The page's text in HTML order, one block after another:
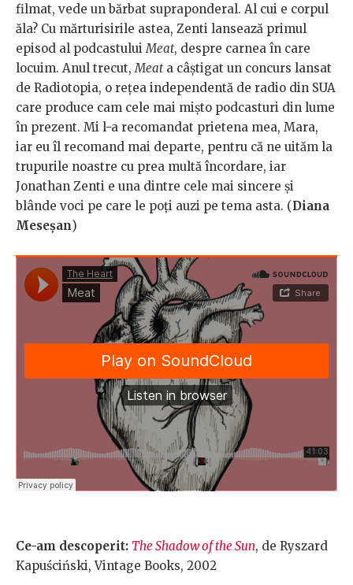
filmat, vede un bărbat supraponderal. Al cui e corpul
ăla? Cu mărturisirile astea, Zenti lansează primul
episod al podcastuluiMeat, despre carnea în care
locuim. Anul trecut,Meata câștigat un concurs lansat
de Radiotopia, o rețea independentă de radio din SUA
care produce cam cele mai mișto podcasturi din lume
în prezent. Mi l-a recomandat prietena mea, Mara,
iar eu îl recomand mai departe, pentru că ne uităm la
trupurile noastre cu prea multă încordare, iar
Jonathan Zenti e una dintre cele mai sincere și
blânde voci pe care le poți auzi pe tema asta. (Diana
Meseșan)
Ce-am descoperit: The Shadow of the Sun, de Ryszard
Kapuściński, Vintage Books, 2002